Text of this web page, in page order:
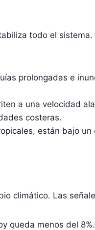
todo el
prolongadas e
a una velocidad
costeras.
están bajo
climático. Las
queda menos del